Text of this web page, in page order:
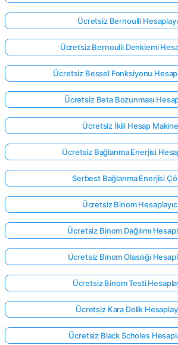
Ücretsiz Bernoulli
Ücretsiz Bernoulli Denklemi
Ücretsiz Bessel Fonksiyonu
Ücretsiz Beta Bozunması
Ücretsiz İkili Hesap
Ücretsiz Bağlanma Enerjisi
Serbest Bağlanma Enerjisi
Ücretsiz Binom
Ücretsiz Binom Dağılımı
Ücretsiz Binom Olasılığı
Ücretsiz Binom Testi
Ücretsiz Kara Delik
Ücretsiz Black Scholes